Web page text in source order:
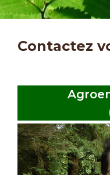
Contactez